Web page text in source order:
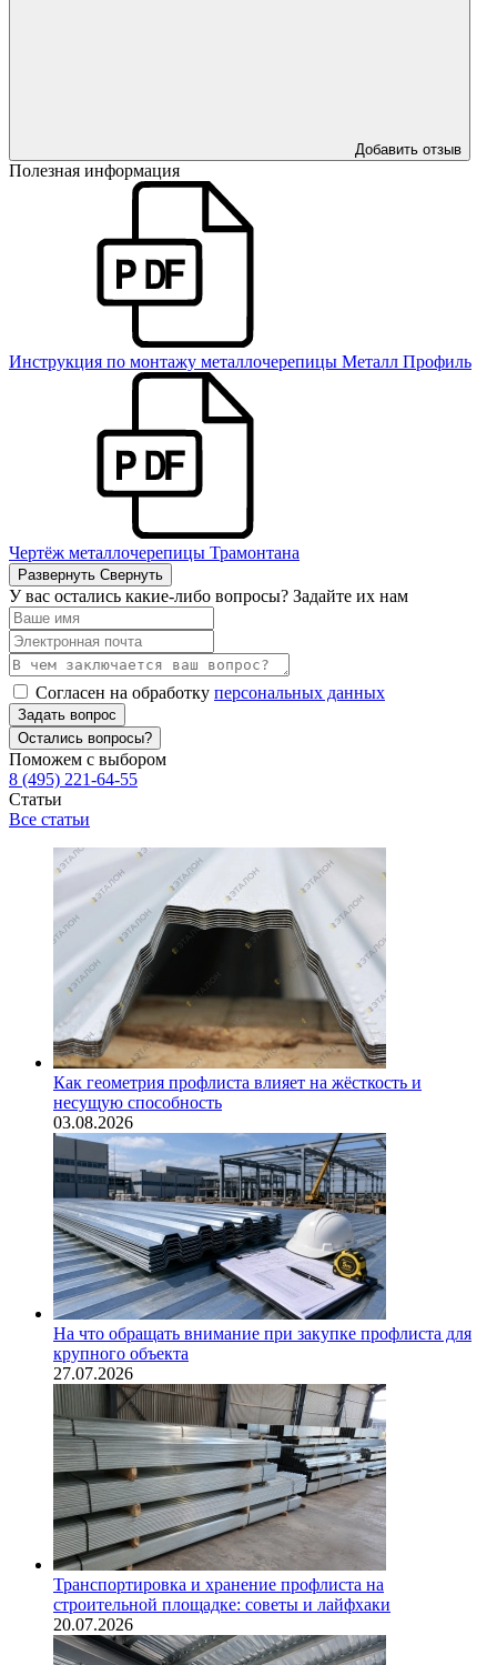
Добавить отзыв
Полезная информация
Инструкция по монтажу металлочерепицы Металл Профиль
Чертёж металлочерепицы Трамонтана
Развернуть Свернуть
У вас остались какие-либо вопросы? Задайте их нам
Согласен на обработку персональных данных
Задать вопрос
Остались вопросы?
Поможем с выбором
8 (495) 221-64-55
Статьи
Все статьи
Как геометрия профлиста влияет на жёсткость и
несущую способность
03.08.2026
На что обращать внимание при закупке профлиста для
крупного объекта
27.07.2026
Транспортировка и хранение профлиста на
строительной площадке: советы и лайфхаки
20.07.2026